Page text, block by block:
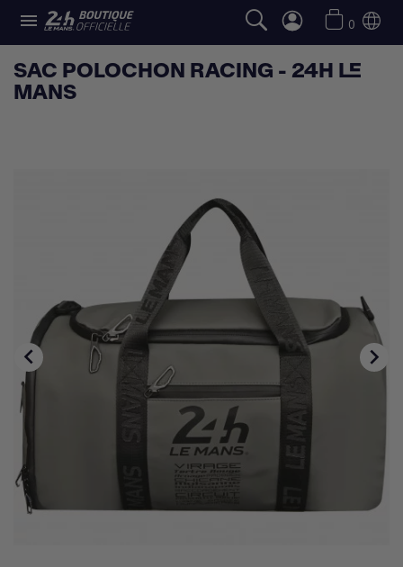
 0
SAC POLOCHON RACING - 24H LE
MANS
 